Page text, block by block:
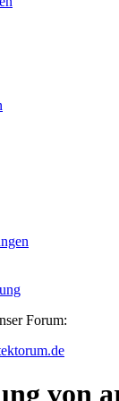
Forum:
von